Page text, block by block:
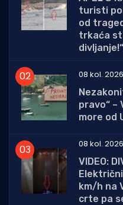
turisti
od
trkaća
divljanje!“
08 kol. 2026
pravo“ –
more od
08 kol. 2026
VIDEO:
km/h na
crte pa